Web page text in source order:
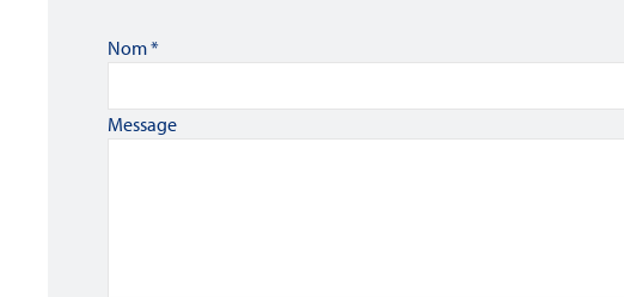
Nom*
Message